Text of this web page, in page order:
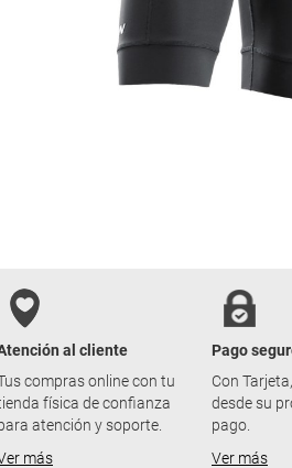
al cliente
compras online con tu
física de confianza
atención y soporte.
más
Pago
Con
desde su
pago.
Ver más